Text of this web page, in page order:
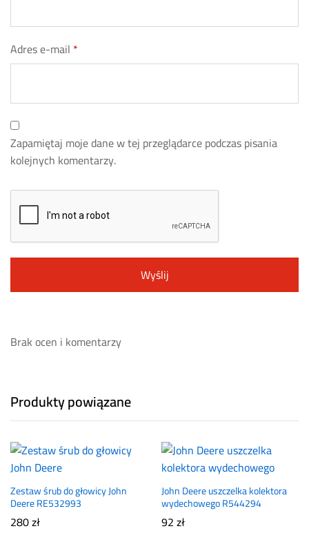
Adres e-mail *
Zapamiętaj moje dane w tej przeglądarce podczas pisania
kolejnych komentarzy.
Brak ocen i komentarzy
Produkty powiązane
Zestaw śrub do głowicy John
Deere RE532993
280zł
John Deere uszczelka kolektora
wydechowego R544294
92zł